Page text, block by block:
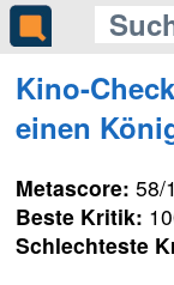
Kino-
einen
Metascore: 58/
Beste Kritik:
Schlechteste